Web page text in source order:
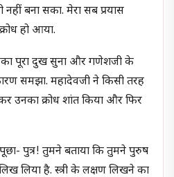
नहीं बना सका. मेरा सब प्रयास
हो आया.
पूरा दुख सुना और गणेशजी के
समझा. महादेवजी ने किसी तरह
उनका क्रोध शांत किया और फिर
पुत्र! तुमने बताया कि तुमने पुरुष
लिया है. स्त्री के लक्षण लिखने का